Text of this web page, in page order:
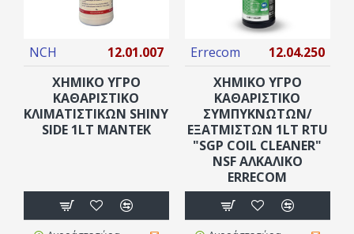
NCH
12.01.007
ΧΗΜΙΚΟ ΥΓΡΟ
ΚΑΘΑΡΙΣΤΙΚΌ
ΚΛΙΜΑΤΙΣΤΙΚΏΝ SHINY
SIDE 1LT ΜΑΝΤΕΚ
Errecom
12.04.250
ΧΗΜΙΚΟ ΥΓΡΟ
ΚΑΘΑΡΙΣΤΙΚΌ
ΣΥΜΠΥΚΝΩΤΏΝ/
ΕΞΑΤΜΙΣΤΏΝ 1LT RTU
"SGP COIL CLEANER"
NSF ΑΛΚΑΛΙΚΟ
ERRECOM